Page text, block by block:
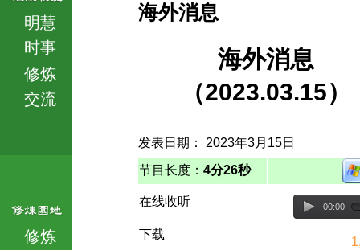
明慧
时事
修炼
交流
修炼
海外消息
海外消息
（2023.03.15）
发表日期： 2023年3月15日
节目长度： 4分26秒
在线收听 00:00
下载